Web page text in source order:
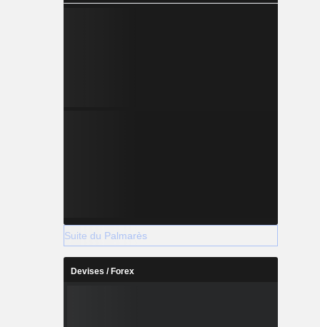
Suite du Palmarès
Devises / Forex